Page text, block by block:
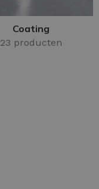
Coating
23 producten